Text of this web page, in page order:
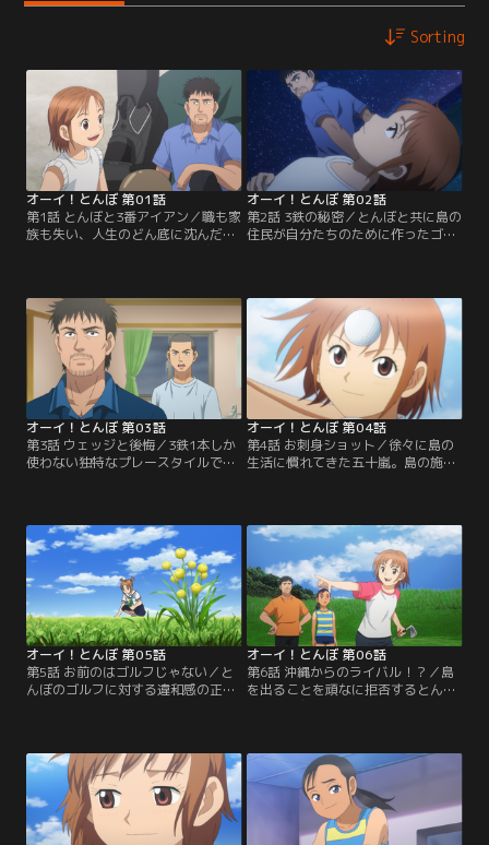
Sorting
オーイ！とんぼ 第01話
第1話 とんぼと3番アイアン／職も家
族も失い、人生のどん底に沈んだ中
島”だった。島の施設管理人として
働くことになった五十嵐は、そこで
島でたった一人の中学生・とんぼと
出会う。スーパーもコンビニもない
島内を巡る中、奇妙な違和感を感じ
る五十嵐。それは…。
オーイ！とんぼ 第02話
第2話 3鉄の秘密／とんぼと共に島の
住民が自分たちのために作ったゴル
格的なゴルフができる五十嵐に興味
を抱き、二人は翌日もコースを一緒
に回る。夕暮れまでゴルフに興じる
中、島に対する思いを口にするとん
ぼ。日が暮れ、ようやく帰ってきた
二人を迎えたゴンじいは…。
オーイ！とんぼ 第03話
第3話 ウェッジと後悔／3鉄1本しか
使わない独特なプレースタイルで、
替え、とんぼにウェッジを使うこと
を試させる。ウェッジでの正しいボ
ールの打ち方を教えようとする五十
嵐は、かつて、自分の息子“凜太
郎”にゴルフを教えたことを思い出
す。
オーイ！とんぼ 第04話
第4話 お刺身ショット／徐々に島の
生活に慣れてきた五十嵐。島の施設
ーショットの多くが、島での生活か
ら身に付いたセンスと気づく。とん
ぼの自由なゴルフを目の当たりにし
た五十嵐は、次第にとんぼにゴルフ
の試合を経験させたいと願うように
なる。
オーイ！とんぼ 第05話
第5話 お前のはゴルフじゃない／と
んぼのゴルフに対する違和感の正
ぼにプレッシャーについて教えよう
とする五十嵐は、かつて息子“凜太
郎”に向き合えていなかった事をと
んぼの姿に重ねる。しかし、想定以
上のとんぼの行動は、五十嵐の後悔
オーイ！とんぼ 第06話
第6話 沖縄からのライバル！？／島
を出ることを頑なに拒否するとんぼ
に刺激を与えるため、五十嵐は彼女
かし、市内の複数のゴルフ練習場を
訪れるも、とんぼの才能に肩を並べ
る選手は見つからない。失意の中、
帰路のフェリーで同伴した洋子か
ら、姪っ子がアマチュア大会で優勝